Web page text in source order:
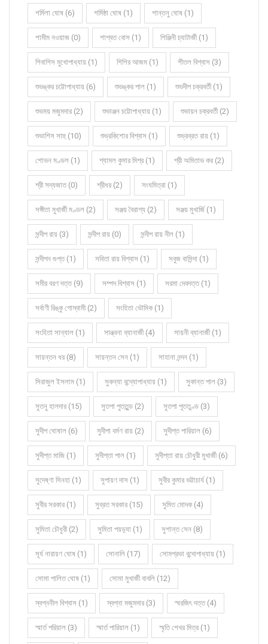
শর্মিলা ঘোষ (6) শর্মিষ্ঠা ঘোষ (1) শান্তনু ঘোষ (1)
শামীম নওয়াজ (0) শাশ্বত বোস (1) শিঞ্জিনী চ্যাটার্জী (1)
শিবাশিস মুখোপাধ্যায় (1) শিশির আজম (1) শীতল বিশ্বাস (3)
শুভঙ্কর চট্টোপাধ্যায় (6) শুভঙ্কর পাল (1) শুভদীপ চক্রবর্তী (1)
শুভময় মজুমদার (2) শুভাঞ্জন চট্টোপাধ্যায় (1) শুভায়ন চক্রবর্তী (2)
শুভাশিস সাহু (10) শুভ্রকিশোর বিশ্বাস (1) শুভ্রব্রত রায় (1)
শোভন মণ্ডল (1) শ্যামল কুমার মিশ্র (1) শ্রী অমিতাভ কর (2)
শ্রী সদ্যজাত (0) শ্রীধর (2) সংঘমিত্রা (1)
সঙ্গীতা মুখার্জী মণ্ডল (2) সঞ্জয় বৈরাগ্য (2) সঞ্জয় মুখার্জি (1)
সন্দীপ রায় (3) সন্দীপ রায় (0) সন্দীপ রায় নীল (1)
সন্দীপন গুপ্ত (1) সবিতা রায় বিশ্বাস (1) সবুজ বাসিন্দা (1)
সমীর বরণ দত্ত (9) সম্পদ বিশ্বাস (1) সরমা দেবদত্ত (1)
সর্বাণী রিঙ্কু গোস্বামী (2) সংহিতা ভৌমিক (1)
সংহিতা সান্যাল (1) সান্ত্বনা ব্যানার্জী (4) সায়নী ব্যানার্জী (1)
সায়ন্তন ধর (8) সায়ন্তন সেন (1) সাহানা নন্দন (1)
সিরাজুল ইসলাম (1) সুকন্যা বন্দ্যোপাধ্যায় (1) সুকান্ত পাল (3)
সুতনু হালদার (15) সুতপা পুততুন্ড (2) সুতপা পূততুণ্ড (3)
সুদীপ ঘোষাল (6) সুদীপা বর্মণ রায় (2) সুদীপ্ত পারিয়াল (6)
সুদীপ্ত মাজি (1) সুদীপ্তা পাল (1) সুদীপ্তা রায় চৌধুরী মুখার্জী (6)
সুদেষ্ণা সিনহা (1) সুপায়ণ দাস (1) সুবীর কুমার ভট্টাচার্য (1)
সুবীর সরকার (1) সুব্রত সরকার (15) সুমিত মোদক (4)
সুমিতা চৌধুরী (2) সুমিতা পয়ড়্যা (1) সুশান্ত সেন (8)
সূর্য নারায়ণ ঘোষ (1) সোনালি (17) সোমপ্রভা বন্দোপাধ্যায় (1)
সোমা পালিত ঘোষ (1) সোমা মুখার্জী বাবলি (12)
স্বপ্ননীল বিশ্বাস (1) স্বপ্না মজুমদার (3) স্মরজিৎ দত্ত (4)
স্মার্ত পরিয়াল (3) স্মার্ত পারিয়াল (1) স্মৃতি শেখর মিত্র (1)